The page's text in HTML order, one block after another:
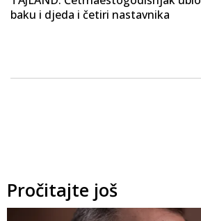
baku i djeda i četiri nastavnika
Pročitajte još